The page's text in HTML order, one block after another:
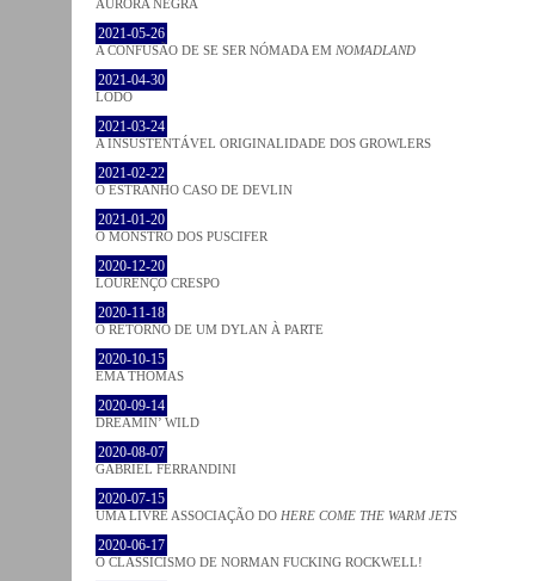
AURORA NEGRA
2021-05-26
A CONFUSÃO DE SE SER NÓMADA EM NOMADLAND
2021-04-30
LODO
2021-03-24
A INSUSTENTÁVEL ORIGINALIDADE DOS GROWLERS
2021-02-22
O ESTRANHO CASO DE DEVLIN
2021-01-20
O MONSTRO DOS PUSCIFER
2020-12-20
LOURENÇO CRESPO
2020-11-18
O RETORNO DE UM DYLAN À PARTE
2020-10-15
EMA THOMAS
2020-09-14
DREAMIN’ WILD
2020-08-07
GABRIEL FERRANDINI
2020-07-15
UMA LIVRE ASSOCIAÇÃO DO HERE COME THE WARM JETS
2020-06-17
O CLASSICISMO DE NORMAN FUCKING ROCKWELL!